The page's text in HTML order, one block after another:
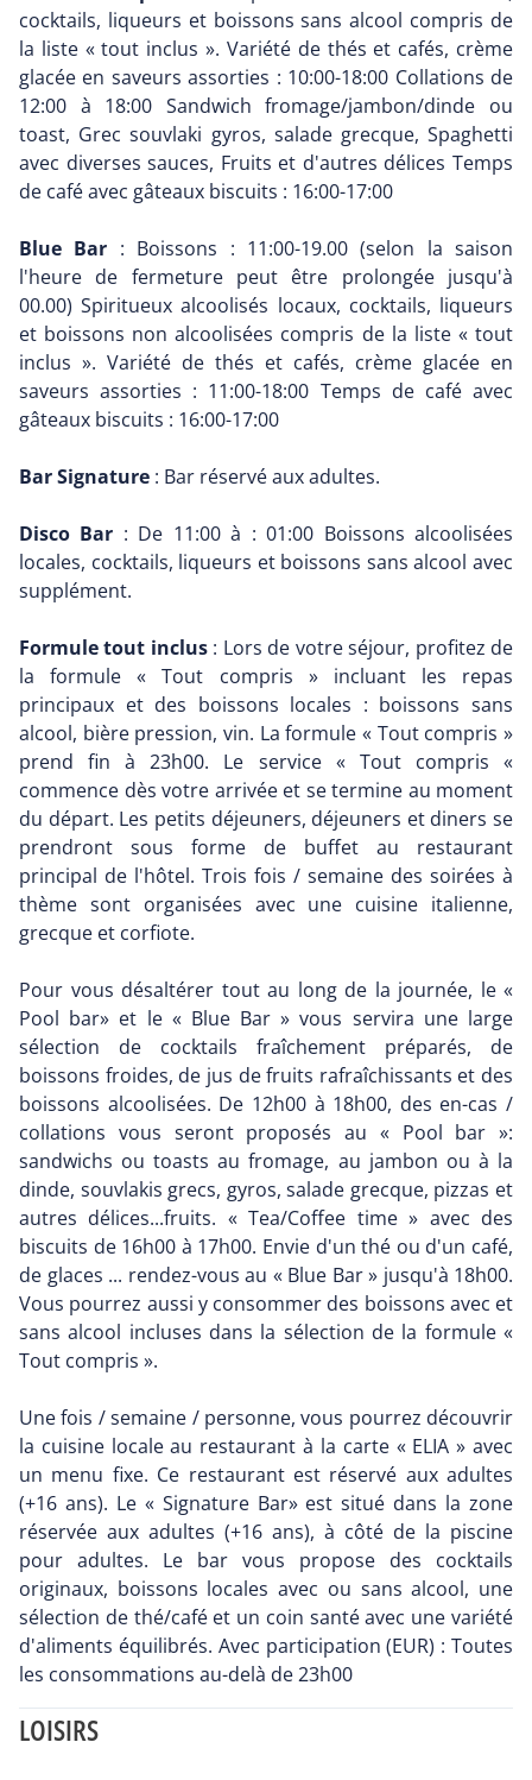
cocktails, liqueurs et boissons sans alcool compris de
la liste « tout inclus ». Variété de thés et cafés, crème
glacée en saveurs assorties : 10:00-18:00 Collations de
12:00 à 18:00 Sandwich fromage/jambon/dinde ou
toast, Grec souvlaki gyros, salade grecque, Spaghetti
avec diverses sauces, Fruits et d'autres délices Temps
de café avec gâteaux biscuits : 16:00-17:00
Blue Bar : Boissons : 11:00-19.00 (selon la saison
l'heure de fermeture peut être prolongée jusqu'à
00.00) Spiritueux alcoolisés locaux, cocktails, liqueurs
et boissons non alcoolisées compris de la liste « tout
inclus ». Variété de thés et cafés, crème glacée en
saveurs assorties : 11:00-18:00 Temps de café avec
gâteaux biscuits : 16:00-17:00
Bar Signature : Bar réservé aux adultes.
Disco Bar : De 11:00 à : 01:00 Boissons alcoolisées
locales, cocktails, liqueurs et boissons sans alcool avec
supplément.
Formule tout inclus: Lors de votre séjour, profitez de
la formule « Tout compris » incluant les repas
principaux et des boissons locales : boissons sans
alcool, bière pression, vin. La formule « Tout compris »
prend fin à 23h00. Le service « Tout compris «
commence dès votre arrivée et se termine au moment
du départ. Les petits déjeuners, déjeuners et diners se
prendront sous forme de buffet au restaurant
principal de l'hôtel. Trois fois / semaine des soirées à
thème sont organisées avec une cuisine italienne,
grecque et corfiote.
Pour vous désaltérer tout au long de la journée, le «
Pool bar» et le « Blue Bar » vous servira une large
sélection de cocktails fraîchement préparés, de
boissons froides, de jus de fruits rafraîchissants et des
boissons alcoolisées. De 12h00 à 18h00, des en-cas /
collations vous seront proposés au « Pool bar »:
sandwichs ou toasts au fromage, au jambon ou à la
dinde, souvlakis grecs, gyros, salade grecque, pizzas et
autres délices...fruits. « Tea/Coffee time » avec des
biscuits de 16h00 à 17h00. Envie d'un thé ou d'un café,
de glaces ... rendez-vous au « Blue Bar » jusqu'à 18h00.
Vous pourrez aussi y consommer des boissons avec et
sans alcool incluses dans la sélection de la formule «
Tout compris ».
Une fois / semaine / personne, vous pourrez découvrir
la cuisine locale au restaurant à la carte « ELIA » avec
un menu fixe. Ce restaurant est réservé aux adultes
(+16 ans). Le « Signature Bar» est situé dans la zone
réservée aux adultes (+16 ans), à côté de la piscine
pour adultes. Le bar vous propose des cocktails
originaux, boissons locales avec ou sans alcool, une
sélection de thé/café et un coin santé avec une variété
d'aliments équilibrés. Avec participation (EUR) : Toutes
les consommations au-delà de 23h00
LOISIRS